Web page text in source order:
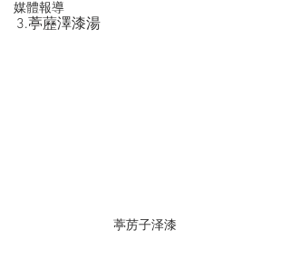
媒體報導
3.葶藶澤漆湯
葶苈子泽漆